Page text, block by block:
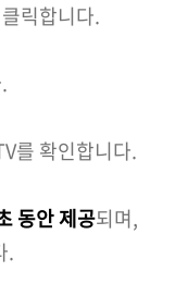
릭합니다.
를 확인합니다.
동안 제공되며,
.